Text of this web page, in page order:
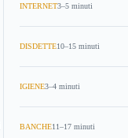
INTERNET3–5 minuti
DISDETTE10–15 minuti
IGIENE3–4 minuti
BANCHE11–17 minuti